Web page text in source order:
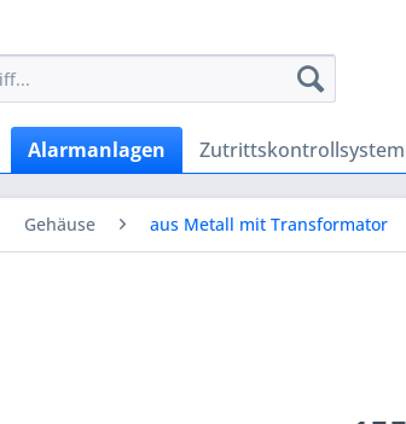
Alarmanlagen
Gehäuse aus Metall mit Transformator